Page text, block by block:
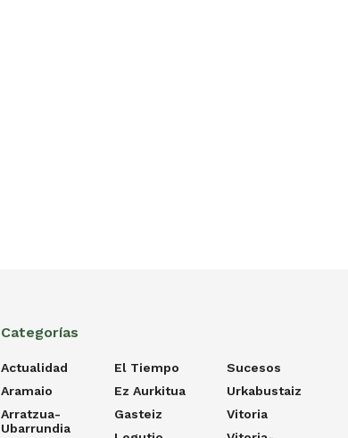
Categorías
Actualidad
Aramaio
Arratzua-
Ubarrundia
El Tiempo
Ez Aurkitua
Gasteiz
Sucesos
Urkabustaiz
Vitoria